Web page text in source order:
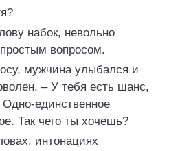
набок, невольно
вопросом.
мужчина улыбался и
– У тебя есть шанс,
единственное
Так чего ты хочешь?
интонациях